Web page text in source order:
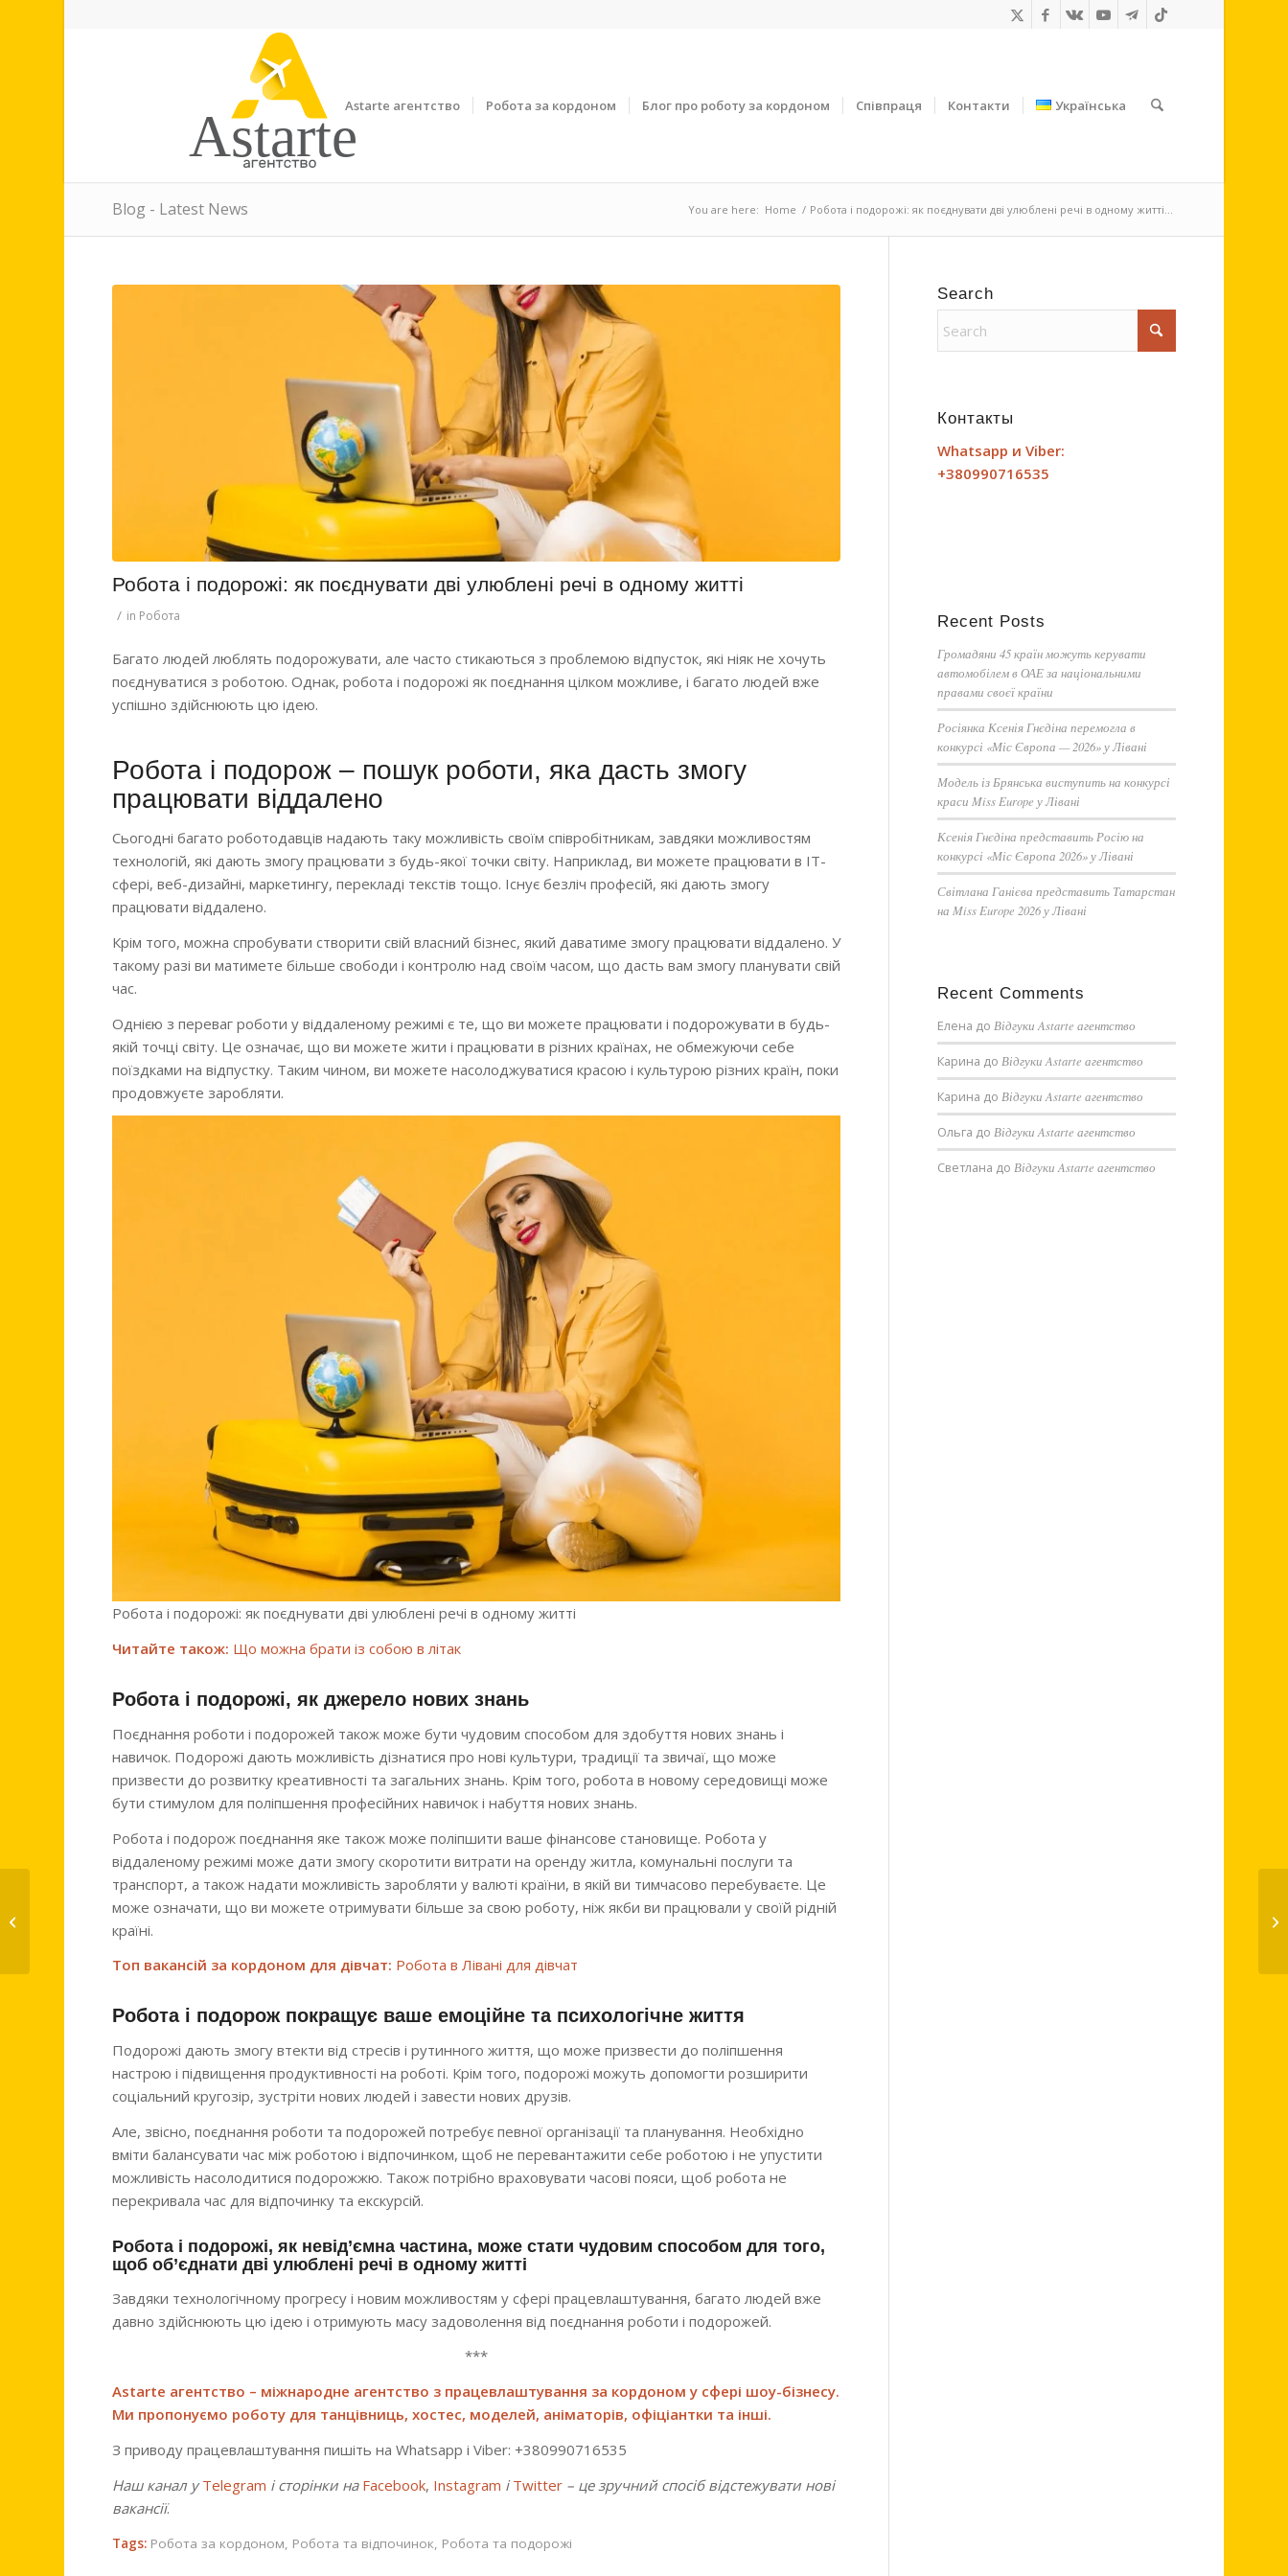
AstarteAstarte агентство Робота за кордоном Блог про роботу за кордоном Співпраця Контакти Українська
Blog - Latest News You are here: Home / Робота і подорожі: як поєднувати дві улюблені речі в одному житті...
Робота і подорожі: як поєднувати дві улюблені речі в одному житті
/ in Робота
Багато людей люблять подорожувати, але часто стикаються з проблемою відпусток, які ніяк не хочуть
поєднуватися з роботою. Однак, робота і подорожі як поєднання цілком можливе, і багато людей вже
успішно здійснюють цю ідею.
Робота і подорож – пошук роботи, яка дасть змогу
працювати віддалено
Сьогодні багато роботодавців надають таку можливість своїм співробітникам, завдяки можливостям
технологій, які дають змогу працювати з будь-якої точки світу. Наприклад, ви можете працювати в IT-
сфері, веб-дизайні, маркетингу, перекладі текстів тощо. Існує безліч професій, які дають змогу
працювати віддалено.
Крім того, можна спробувати створити свій власний бізнес, який даватиме змогу працювати віддалено. У
такому разі ви матимете більше свободи і контролю над своїм часом, що дасть вам змогу планувати свій
час.
Однією з переваг роботи у віддаленому режимі є те, що ви можете працювати і подорожувати в будь-
якій точці світу. Це означає, що ви можете жити і працювати в різних країнах, не обмежуючи себе
поїздками на відпустку. Таким чином, ви можете насолоджуватися красою і культурою різних країн, поки
продовжуєте заробляти.
Робота і подорожі: як поєднувати дві улюблені речі в одному житті
Читайте також: Що можна брати із собою в літак
Робота і подорожі, як джерело нових знань
Поєднання роботи і подорожей також може бути чудовим способом для здобуття нових знань і
навичок. Подорожі дають можливість дізнатися про нові культури, традиції та звичаї, що може
призвести до розвитку креативності та загальних знань. Крім того, робота в новому середовищі може
бути стимулом для поліпшення професійних навичок і набуття нових знань.
Робота і подорож поєднання яке також може поліпшити ваше фінансове становище. Робота у
віддаленому режимі може дати змогу скоротити витрати на оренду житла, комунальні послуги та
транспорт, а також надати можливість заробляти у валюті країни, в якій ви тимчасово перебуваєте. Це
може означати, що ви можете отримувати більше за свою роботу, ніж якби ви працювали у своїй рідній
країні.
Топ вакансій за кордоном для дівчат: Робота в Лівані для дівчат
Робота і подорож покращує ваше емоційне та психологічне життя
Подорожі дають змогу втекти від стресів і рутинного життя, що може призвести до поліпшення
настрою і підвищення продуктивності на роботі. Крім того, подорожі можуть допомогти розширити
соціальний кругозір, зустріти нових людей і завести нових друзів.
Але, звісно, поєднання роботи та подорожей потребує певної організації та планування. Необхідно
вміти балансувати час між роботою і відпочинком, щоб не перевантажити себе роботою і не упустити
можливість насолодитися подорожжю. Також потрібно враховувати часові пояси, щоб робота не
перекривала час для відпочинку та екскурсій.
Робота і подорожі, як невід’ємна частина, може стати чудовим способом для того,
щоб об’єднати дві улюблені речі в одному житті
Завдяки технологічному прогресу і новим можливостям у сфері працевлаштування, багато людей вже
давно здійснюють цю ідею і отримують масу задоволення від поєднання роботи і подорожей.
***
Astarte агентство – міжнародне агентство з працевлаштування за кордоном у сфері шоу-бізнесу.
Ми пропонуємо роботу для танцівниць, хостес, моделей, аніматорів, офіціантки та інші.
З приводу працевлаштування пишіть на Whatsapp і Viber: +380990716535
Наш канал у Telegram і сторінки на Facebook, Instagram і Twitter – це зручний спосіб відстежувати нові
вакансії.
Tags: Робота за кордоном, Робота та відпочинок, Робота та подорожі
Search
Контакты
Whatsapp и Viber:
+380990716535
Recent Posts
Громадяни 45 країн можуть керувати
автомобілем в ОАЕ за національними
правами своєї країни
Росіянка Ксенія Гнєдіна перемогла в
конкурсі «Міс Європа — 2026» у Лівані
Модель із Брянська виступить на конкурсі
краси Miss Europe у Лівані
Ксенія Гнєдіна представить Росію на
конкурсі «Міс Європа 2026» у Лівані
Світлана Ганієва представить Татарстан
на Miss Europe 2026 у Лівані
Recent Comments
Елена до Відгуки Astarte агентство
Карина до Відгуки Astarte агентство
Карина до Відгуки Astarte агентство
Ольга до Відгуки Astarte агентство
Светлана до Відгуки Astarte агентство